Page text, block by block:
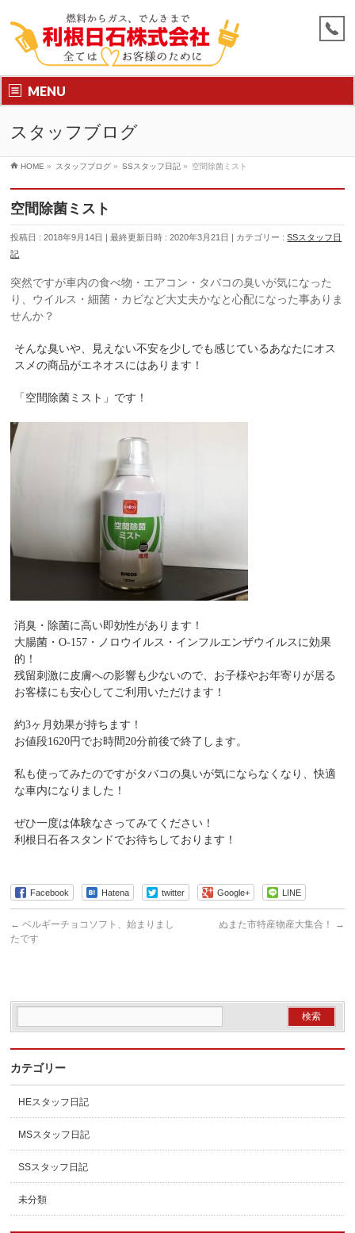
MENU
スタッフブログ
HOME » スタッフブログ » SSスタッフ日記 » 空間除菌ミスト
空間除菌ミスト
投稿日 : 2018年9月14日 最終更新日時 : 2020年3月21日 カテゴリー :SSスタッフ日
記
突然ですが車内の食べ物・エアコン・タバコの臭いが気になった
り、ウイルス・細菌・カビなど大丈夫かなと心配になった事ありま
せんか？
そんな臭いや、見えない不安を少しでも感じているあなたにオス
スメの商品がエネオスにはあります！
「空間除菌ミスト」です！
消臭・除菌に高い即効性があります！
大腸菌・O-157・ノロウイルス・インフルエンザウイルスに効果
的！
残留刺激に皮膚への影響も少ないので、お子様やお年寄りが居る
お客様にも安心してご利用いただけます！
約3ヶ月効果が持ちます！
お値段1620円でお時間20分前後で終了します。
私も使ってみたのですがタバコの臭いが気にならなくなり、快適
な車内になりました！
ぜひ一度は体験なさってみてください！
利根日石各スタンドでお待ちしております！
Facebook Hatena twitter Google+ LINE
← ベルギーチョコソフト、始まりまし
たです
ぬまた市特産物産大集合！ →
カテゴリー
HEスタッフ日記
MSスタッフ日記
SSスタッフ日記
未分類